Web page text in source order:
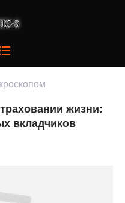
жизни:
вкладчиков